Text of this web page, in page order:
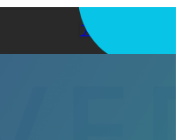
アプリを使う